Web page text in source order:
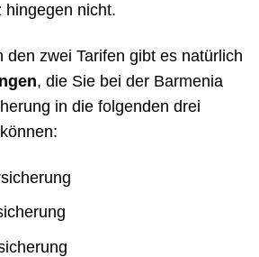
hingegen nicht.
den zwei Tarifen gibt es natürlich
, die Sie bei der Barmenia
in die folgenden drei